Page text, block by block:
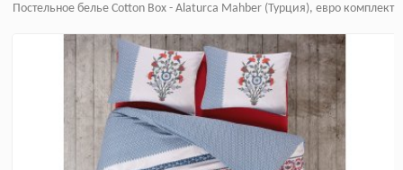
Постельное белье Cotton Box - Alaturca Mahber (Турция), евро комплект